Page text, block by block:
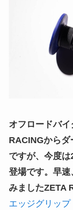
オフロードバ
RACINGからダ
ですが、今度
登場です。早
みましたZETA
エッジグリップ